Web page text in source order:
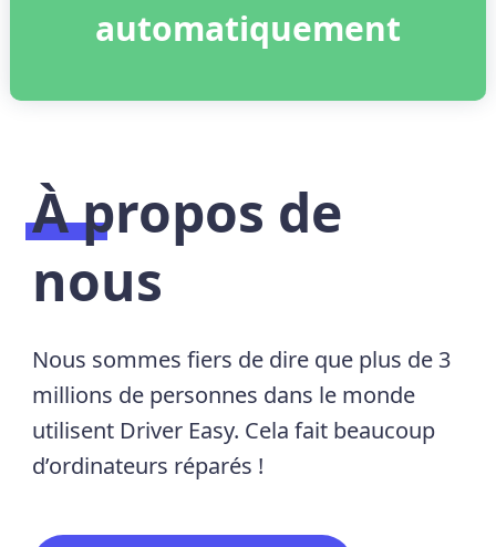
automatiquement
À propos de
nous
Nous sommes fiers de dire que plus de 3
millions de personnes dans le monde
utilisent Driver Easy. Cela fait beaucoup
d’ordinateurs réparés !